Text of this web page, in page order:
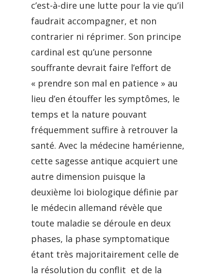
c’est-à-dire une lutte pour la vie qu’il
faudrait accompagner, et non
contrarier ni réprimer. Son principe
cardinal est qu’une personne
souffrante devrait faire l’effort de
« prendre son mal en patience » au
lieu d’en étouffer les symptômes, le
temps et la nature pouvant
fréquemment suffire à retrouver la
santé. Avec la médecine hamérienne,
cette sagesse antique acquiert une
autre dimension puisque la
deuxième loi biologique définie par
le médecin allemand révèle que
toute maladie se déroule en deux
phases, la phase symptomatique
étant très majoritairement celle de
la résolution du conflit et de la